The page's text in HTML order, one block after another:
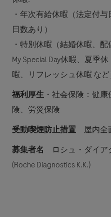
・年次有給休暇（法定付
日数あり）
・特別休暇（結婚休暇、
My Special Day休暇、夏季
暇、リフレッシュ休暇 など
福利厚生 ・社会保険：健
険、労災保険
受動喫煙防止措置 屋内全
募集者名 ロシュ・ダイア
(Roche Diagnostics K.K.)